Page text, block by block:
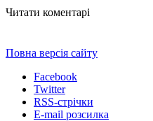
Читати коментарі
Повна версія сайту
Facebook
Twitter
RSS-стрічки
E-mail розсилка